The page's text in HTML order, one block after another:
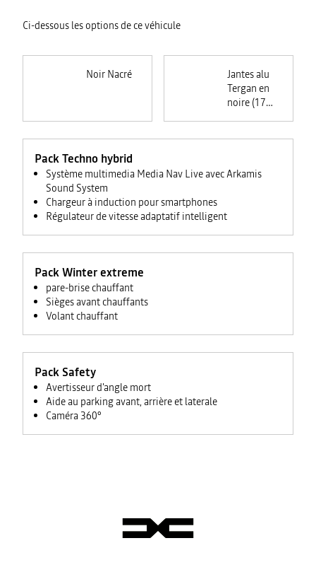
Ci-dessous les options de ce véhicule
Noir Nacré
Jantes alu
Tergan en
noire (17
Pack Techno hybrid
Système multimedia Media Nav Live avec Arkamis
Sound System
Chargeur à induction pour smartphones
Régulateur de vitesse adaptatif intelligent
Pack Winter extreme
pare-brise chauffant
Sièges avant chauffants
Volant chauffant
Pack Safety
Avertisseur d'angle mort
Aide au parking avant, arrière et laterale
Caméra 360°